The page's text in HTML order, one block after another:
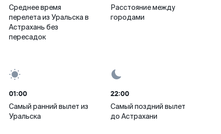
Среднее время
перелета из Уральска в
Астрахань без
пересадок
Расстояние между
городами
01:00
Самый ранний вылет из
Уральска
22:00
Самый поздний вылет
до Астрахани